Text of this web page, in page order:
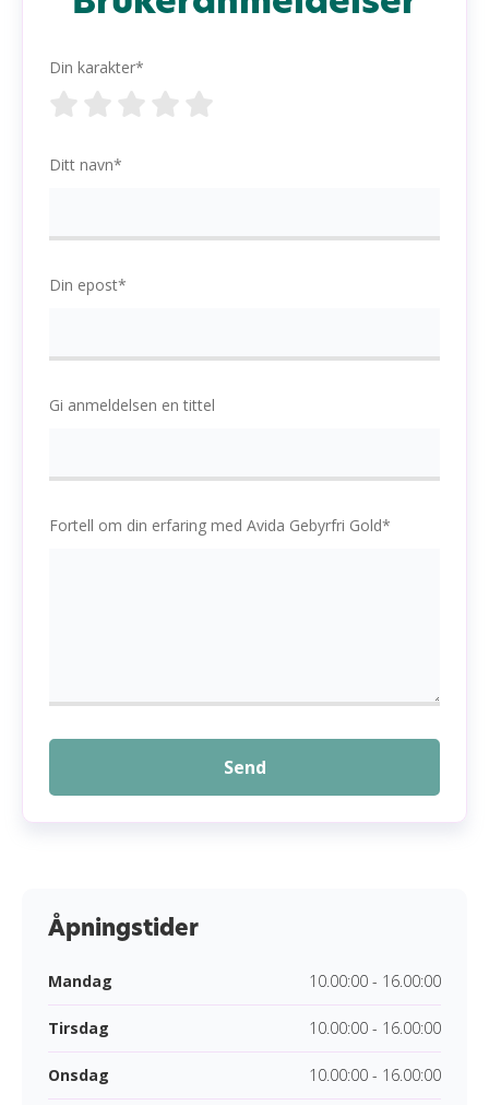
Din karakter*
Ditt navn*
Din epost*
Gi anmeldelsen en tittel
Fortell om din erfaring med Avida Gebyrfri Gold*
Send
Åpningstider
Mandag 10.00:00 - 16.00:00
Tirsdag 10.00:00 - 16.00:00
Onsdag 10.00:00 - 16.00:00